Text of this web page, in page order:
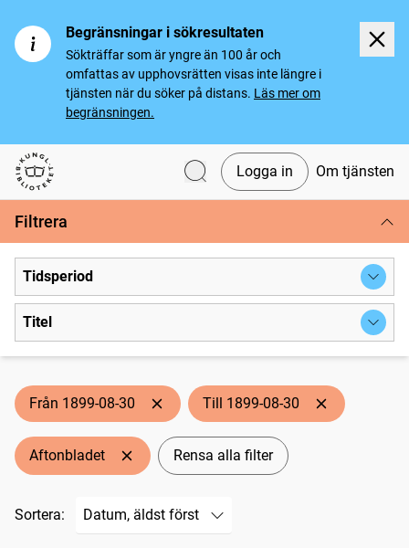
Begränsningar i sökresultaten
Sökträffar som är yngre än 100 år och
omfattas av upphovsrätten visas inte längre i
tjänsten när du söker på distans. Läs mer om
begränsningen.
Svenska tidningar
Logga in Om tjänsten
Filtrera
Tidsperiod
Titel
Från 1899-08-30 Till 1899-08-30
Aftonbladet Rensa alla filter
Sortera: